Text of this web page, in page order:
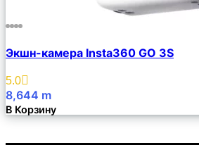
Описание
Избранное
Экшн-камера Insta360 GO 3S
5.0
8,644 m
В Корзину